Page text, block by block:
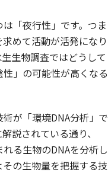
「夜行性」です。つま
めて活動が活発になり
生物調査ではどうして
」の可能性が高くなる
が「環境DNA分析」で
説されている通り、
る生物のDNAを分析し
の生物量を把握する技